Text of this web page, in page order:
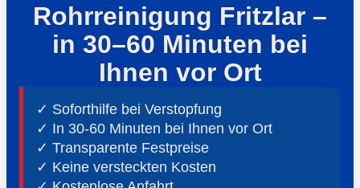
Rohrreinigung Fritzlar –
in 30–60 Minuten bei
Ihnen vor Ort
✓ Soforthilfe bei Verstopfung
✓ In 30-60 Minuten bei Ihnen vor Ort
✓ ⁠Transparente Festpreise
✓ Keine versteckten Kosten